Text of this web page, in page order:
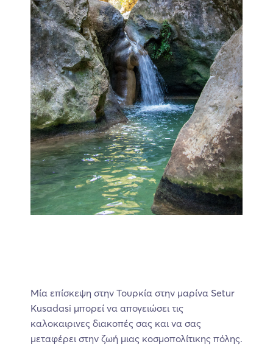
Μία επίσκεψη στην Τουρκία στην μαρίνα Setur
Kusadasi μπορεί να απογειώσει τις
καλοκαιρινες διακοπές σας και να σας
μεταφέρει στην ζωή μιας κοσμοπολίτικης πόλης.